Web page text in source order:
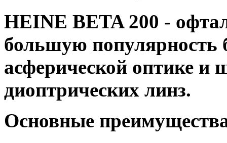
HEINE BETA 200 -
большую популярность
асферической оптике
диоптрических линз.
Основные